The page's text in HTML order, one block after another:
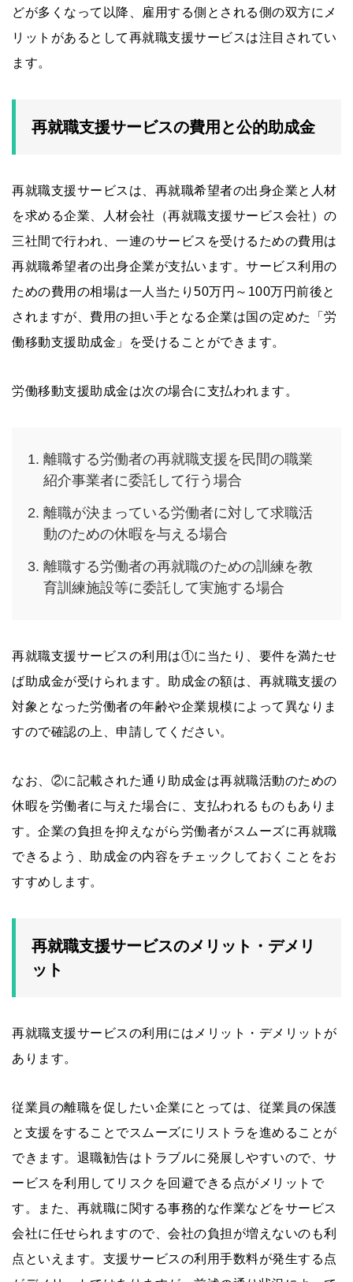
どが多くなって以降、雇用する側とされる側の双方にメ
リットがあるとして再就職支援サービスは注目されてい
ます。
再就職支援サービスの費用と公的助成金
再就職支援サービスは、再就職希望者の出身企業と人材
を求める企業、人材会社（再就職支援サービス会社）の
三社間で行われ、一連のサービスを受けるための費用は
再就職希望者の出身企業が支払います。サービス利用の
ための費用の相場は一人当たり50万円～100万円前後と
されますが、費用の担い手となる企業は国の定めた「労
働移動支援助成金」を受けることができます。
労働移動支援助成金は次の場合に支払われます。
離職する労働者の再就職支援を民間の職業
紹介事業者に委託して行う場合
離職が決まっている労働者に対して求職活
動のための休暇を与える場合
離職する労働者の再就職のための訓練を教
育訓練施設等に委託して実施する場合
再就職支援サービスの利用は①に当たり、要件を満たせ
ば助成金が受けられます。助成金の額は、再就職支援の
対象となった労働者の年齢や企業規模によって異なりま
すので確認の上、申請してください。
なお、②に記載された通り助成金は再就職活動のための
休暇を労働者に与えた場合に、支払われるものもありま
す。企業の負担を抑えながら労働者がスムーズに再就職
できるよう、助成金の内容をチェックしておくことをお
すすめします。
再就職支援サービスのメリット・デメリ
ット
再就職支援サービスの利用にはメリット・デメリットが
あります。
従業員の離職を促したい企業にとっては、従業員の保護
と支援をすることでスムーズにリストラを進めることが
できます。退職勧告はトラブルに発展しやすいので、サ
ービスを利用してリスクを回避できる点がメリットで
す。また、再就職に関する事務的な作業などをサービス
会社に任せられますので、会社の負担が増えないのも利
点といえます。支援サービスの利用手数料が発生する点